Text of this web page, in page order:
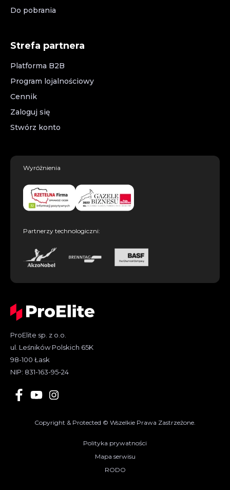
Do pobrania
Strefa partnera
Platforma B2B
Program lojalnościowy
Cennik
Zaloguj się
Stwórz konto
Wyróżnienia
Partnerzy technologiczni:
ProElite sp. z o.o.
ul. Leśników Polskich 65K
98-100 Łask
NIP: 831-163-95-24
Copyright & Protected © Wszelkie Prawa Zastrzeżone.
Polityka prywatności
Mapa serwisu
RODO